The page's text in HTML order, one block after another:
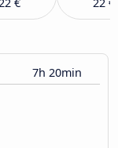
7h 20min